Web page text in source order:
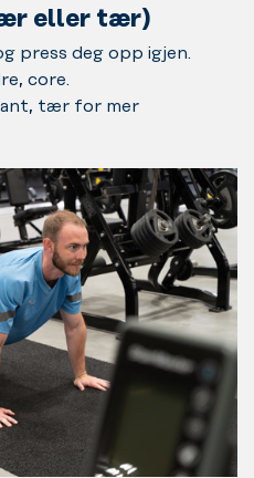
eller tær)
press deg opp igjen.
core.
tær for mer